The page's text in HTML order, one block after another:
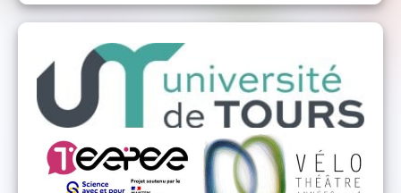
Le Groupe n+1 est conventionné par la DRAC
Île-de-France et par la Région Île-de-France au
titre de la permanence artistique et culturelle.
Conception : Groupe n+1
Avec sur scène Florence Troin et Balthazar
Daninos
Regard extérieur et son : Mickaël Chouquet